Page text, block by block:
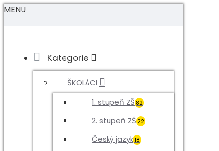
MENU
Kategorie
ŠKOLÁCI
1. stupeň ZŠ 82
2. stupeň ZŠ 22
Český jazyk18